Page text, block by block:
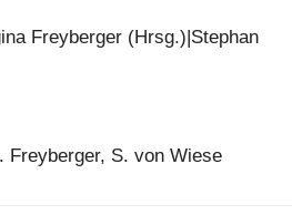
Freyberger (Hrsg.)|Stephan
Freyberger, S. von Wiese